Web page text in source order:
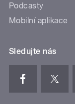
Podcasty
Mobilní aplikace
Sledujte nás